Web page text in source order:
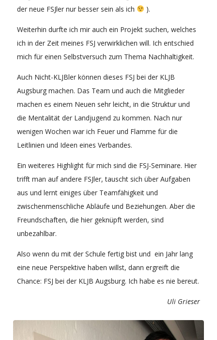
der neue FSJler nur besser sein als ich
).
Weiterhin durfte ich mir auch ein Projekt suchen, welches
ich in der Zeit meines FSJ verwirklichen will. Ich entschied
mich für einen Selbstversuch zum Thema Nachhaltigkeit.
Auch Nicht-KLJBler können dieses FSJ bei der KLJB
Augsburg machen. Das Team und auch die Mitglieder
machen es einem Neuen sehr leicht, in die Struktur und
die Mentalität der Landjugend zu kommen. Nach nur
wenigen Wochen war ich Feuer und Flamme für die
Leitlinien und Ideen eines Verbandes.
Ein weiteres Highlight für mich sind die FSJ-Seminare. Hier
trifft man auf andere FSJler, tauscht sich über Aufgaben
aus und lernt einiges über Teamfähigkeit und
zwischenmenschliche Abläufe und Beziehungen. Aber die
Freundschaften, die hier geknüpft werden, sind
unbezahlbar.
Also wenn du mit der Schule fertig bist und ein Jahr lang
eine neue Perspektive haben willst, dann ergreift die
Chance: FSJ bei der KLJB Augsburg. Ich habe es nie bereut.
Uli Grieser